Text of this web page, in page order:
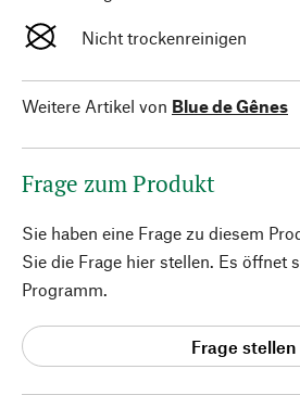
Nicht trockenreinigen
Weitere Artikel von Blue de Gênes
Frage zum Produkt
Sie haben eine Frage zu diesem
Sie die Frage hier stellen. Es öffnet
Programm.
Frage stellen